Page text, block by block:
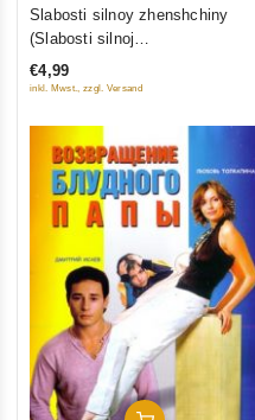
5
Slabosti silnoy zhenshchiny
(Slabosti silnoj
schenschtschiny) (8 serij)
€4,99
inkl. Mwst., zzgl. Versand